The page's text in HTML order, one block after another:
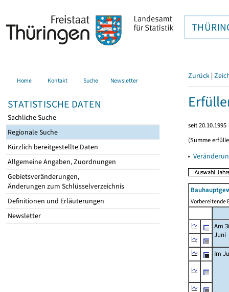
Home Kontakt Suche Newsletter
STATISTISCHE DATEN
Sachliche Suche
Regionale Suche
Kürzlich bereitgestellte Daten
Allgemeine Angaben, Zuordnungen
Gebietsveränderungen,
Änderungen zum Schlüsselverzeichnis
Definitionen und Erläuterungen
Newsletter
Zurück |
seit 20.10.1995
(Summe
▸
Vorbereitende
Am
Juni
Im